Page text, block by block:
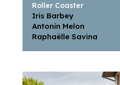
Roller Coaster
Iris Barbey
Antonin Melon
Raphaëlle Savina